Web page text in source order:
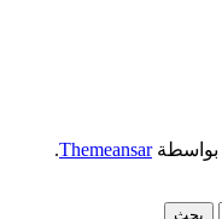
بواسطةThemeansar
.